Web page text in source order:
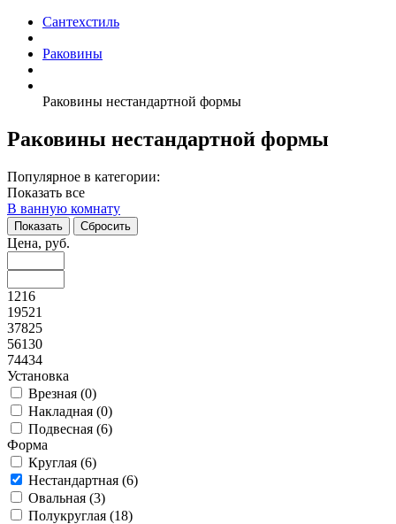
Сантехстиль
Раковины
Раковины нестандартной формы
Раковины нестандартной формы
Популярное в категории:
Показать все
В ванную комнату
Цена, руб.
1216
19521
37825
56130
74434
Установка
Врезная (0)
Накладная (0)
Подвесная (6)
Форма
Круглая (6)
Нестандартная (6)
Овальная (3)
Полукруглая (18)